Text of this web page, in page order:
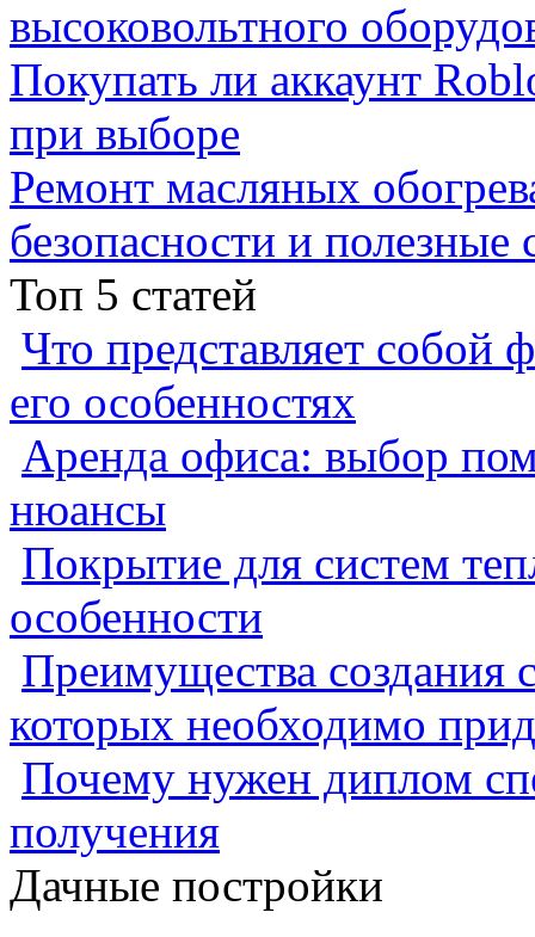
высоковольтного
Покупать ли аккаунт
при выборе
Ремонт масляных
безопасности и полезные
Топ 5 статей
Что представляет собой
его особенностях
Аренда офиса: выбор
нюансы
Покрытие для систем
особенности
Преимущества создания
которых необходимо
Почему нужен диплом
получения
Дачные постройки